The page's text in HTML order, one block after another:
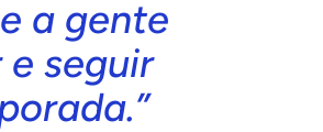
a gente
seguir